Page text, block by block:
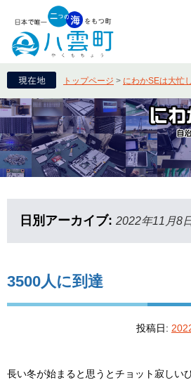
トップページ > にわかSEは大忙
日別アーカイブ: 2022年11月8
3500人に到達
投稿日:
長い冬が始まると思うとチョット寂しい